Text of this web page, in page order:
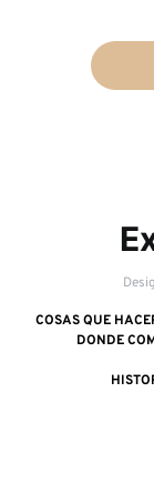
COSAS QUE
DONDE